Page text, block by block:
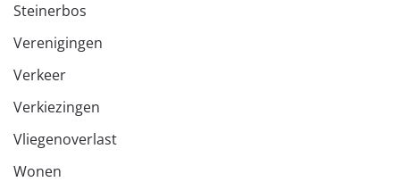
Steinerbos
Verenigingen
Verkeer
Verkiezingen
Vliegenoverlast
Wonen